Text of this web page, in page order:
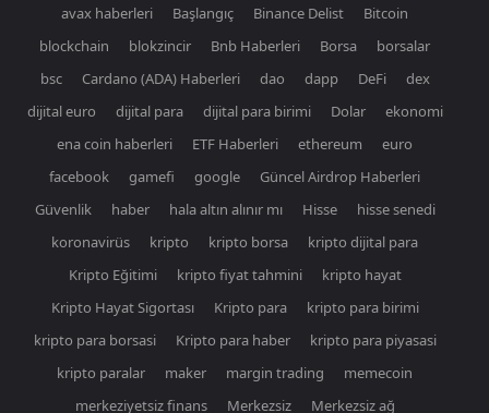
avax haberleri
Başlangıç Binance Delist
Bitcoin
blockchain
blokzincir Bnb Haberleri Borsa
borsalar
bsc
Cardano (ADA) Haberleri dao dapp DeFi
dex
dijital euro
dijital para dijital para birimi Dolar
ekonomi
ena coin haberleri
ETF Haberleri ethereum
euro
facebook
gamefi google
Güncel Airdrop Haberleri
Güvenlik
haber hala altın alınır mı Hisse
hisse senedi
koronavirüs
kripto kripto borsa
kripto dijital para
Kripto Eğitimi
kripto fiyat tahmini
kripto hayat
Kripto Hayat Sigortası
Kripto para
kripto para birimi
kripto para borsasi
Kripto para haber
kripto para piyasasi
kripto paralar
maker margin trading
memecoin
merkeziyetsiz finans
Merkezsiz Merkezsiz ağ